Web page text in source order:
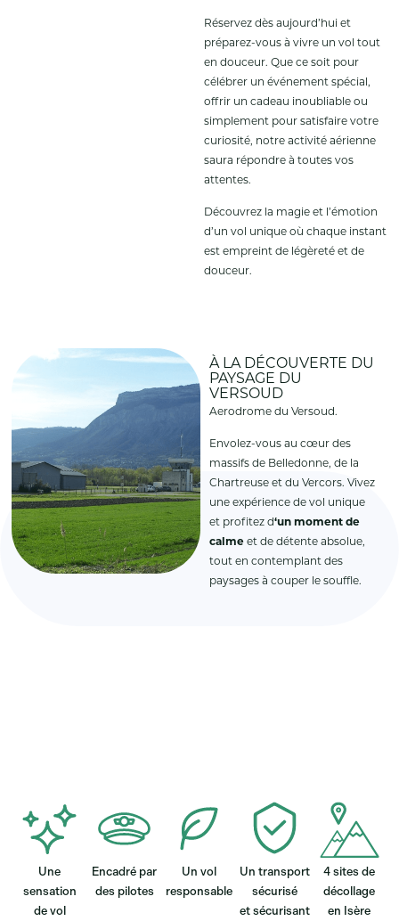
Réservez dès aujourd’hui et
préparez-vous à vivre un vol tout
en douceur. Que ce soit pour
célébrer un événement spécial,
offrir un cadeau inoubliable ou
simplement pour satisfaire votre
curiosité, notre activité aérienne
saura répondre à toutes vos
attentes.
Découvrez la magie et l’émotion
d’un vol unique où chaque instant
est empreint de légèreté et de
douceur.
À LA DÉCOUVERTE DU
PAYSAGE DU
VERSOUD
Aerodrome du Versoud.
Envolez-vous au cœur des
massifs de Belledonne, de la
Chartreuse et du Vercors. Vivez
une expérience de vol unique
et profitez d‘un moment de
calme et de détente absolue,
tout en contemplant des
paysages à couper le souffle.
Une
sensation
de vol
Encadré par
des pilotes
Un vol
responsable
Un transport
sécurisé
et sécurisant
4 sites de
décollage
en Isère